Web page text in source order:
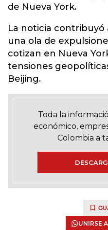
de Nueva York.
La noticia contribuyó
una ola de
cotizan en Nueva
tensiones
Beijing.
Toda la
económico,
Colombia a
UNIRSE